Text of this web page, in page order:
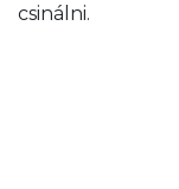
csinálni.